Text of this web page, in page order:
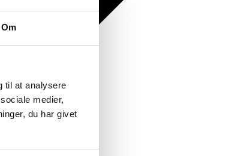
Om
til at analysere
medier,
du har givet